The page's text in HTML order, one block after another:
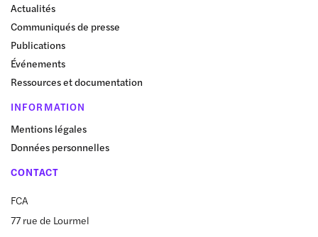
Actualités
Communiqués de presse
Publications
Événements
Ressources et documentation
INFORMATION
Mentions légales
Données personnelles
CONTACT
FCA
77 rue de Lourmel